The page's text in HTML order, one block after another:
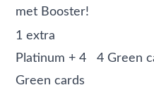
met Booster!
1 extra
Platinum + 4
Green cards
4 Green